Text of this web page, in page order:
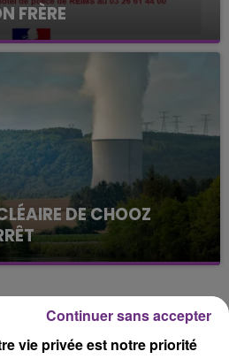
FRÈRE
signé de vie depuis 5
ses recherches pour le
DE CHOOZ
que la centrale
intense qui est toujours
vie privée est notre priorité
Continuer sans accepter